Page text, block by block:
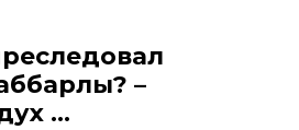
–
...